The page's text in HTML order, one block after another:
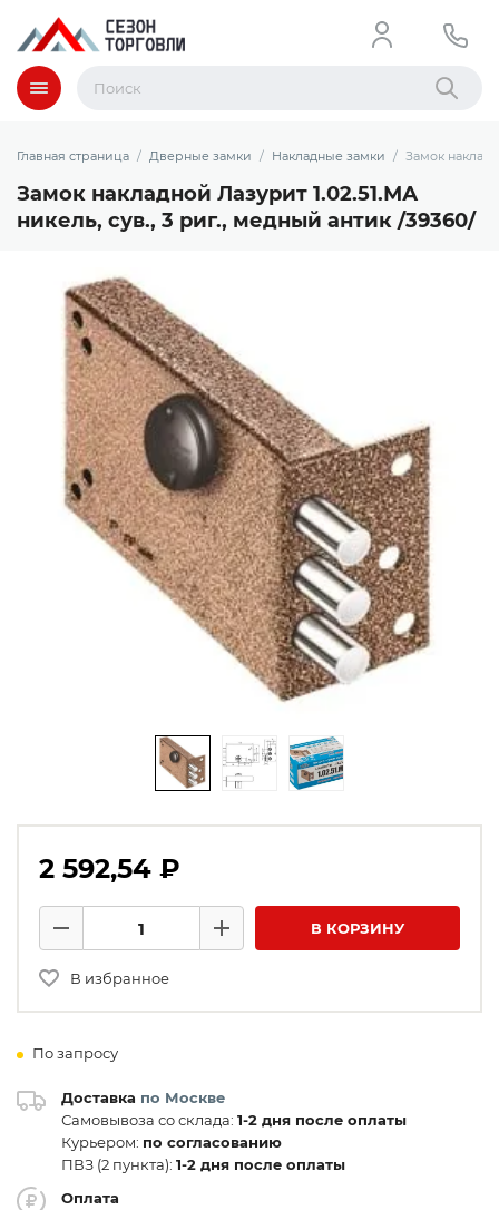
Меню Найти
Главная страница Дверные замки Накладные замки Замок
Замок накладной Лазурит 1.02.51.МА
никель, сув., 3 риг., медный антик /39360/
2 592,54 ₽
Минус
Плюс В КОРЗИНУ
В избранное
По запросу
Доставка по Москве
Самовывоза со склада: 1-2 дня после оплаты
Курьером: по согласованию
ПВЗ (2 пункта): 1-2 дня после оплаты
Оплата